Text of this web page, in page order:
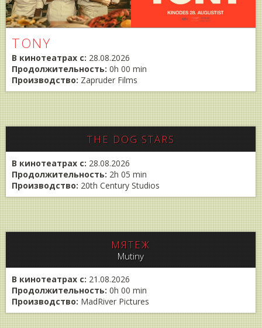
TONY
В кинотеатрах с: 28.08.2026
Продолжительность: 0h 00 min
Производство: Zapruder Films
THE DOG STARS
В кинотеатрах с: 28.08.2026
Продолжительность: 2h 05 min
Производство: 20th Century Studios
МЯТЕЖ
Mutiny
В кинотеатрах с: 21.08.2026
Продолжительность: 0h 00 min
Производство: MadRiver Pictures